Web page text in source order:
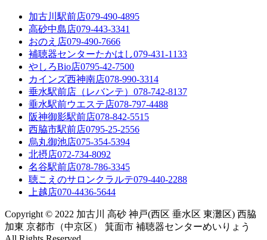
加古川駅前店079-490-4895
高砂中島店079-443-3341
おのえ店079-490-7666
補聴器センターたかはし079-431-1133
やしろBio店0795-42-7500
カインズ西神南店078-990-3314
垂水駅前店（レバンテ） 078-742-8137
垂水駅前ウエステ店078-797-4488
阪神御影駅前店078-842-5515
西脇市駅前店0795-25-2556
烏丸御池店075-354-5394
北摂店072-734-8092
名谷駅前店078-786-3345
聴こえのサロンクラルテ079-440-2288
上越店070-4436-5644
Copyright © 2022 加古川 高砂 神戸(西区 垂水区 東灘区) 西脇
加東 京都市（中京区） 箕面市 補聴器センターめいりょう